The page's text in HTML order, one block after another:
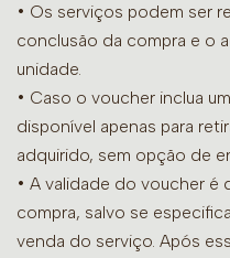
• Os serviços podem ser
conclusão da compra e o
unidade.
• Caso o voucher inclua
disponível apenas para
adquirido, sem opção de
• A validade do voucher é
compra, salvo se
venda do serviço. Após